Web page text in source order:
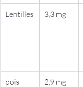
Lentilles 3,3 mg
pois
2,9 mg